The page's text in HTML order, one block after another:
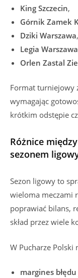
King Szczecin,
Górnik Zamek
Dziki Warszawa,
Legia Warszawa
Orlen Zastal
Format turniejowy
wymagając
krótkim odstępie
Różnice
sezonem
Sezon ligowy to
wieloma meczami
poprawiać bilans,
skład przez wiele
W Pucharze Polski
margines